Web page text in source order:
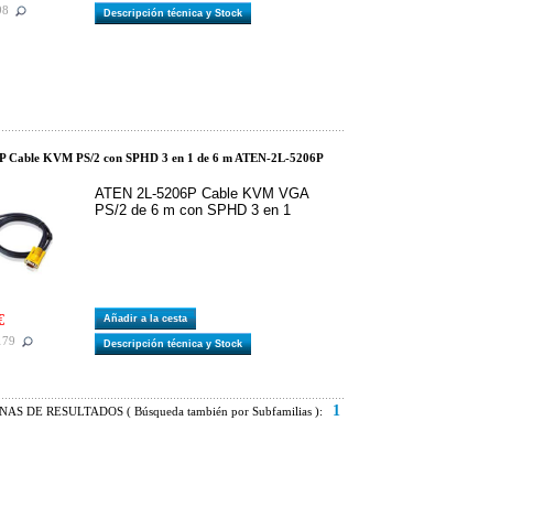
Descripción técnica y Stock
Cable KVM PS/2 con SPHD 3 en 1 de 6 m ATEN-2L-5206P
ATEN 2L-5206P Cable KVM VGA
PS/2 de 6 m con SPHD 3 en 1
Añadir a la cesta
Descripción técnica y Stock
DE RESULTADOS ( Búsqueda también por Subfamilias ): 1